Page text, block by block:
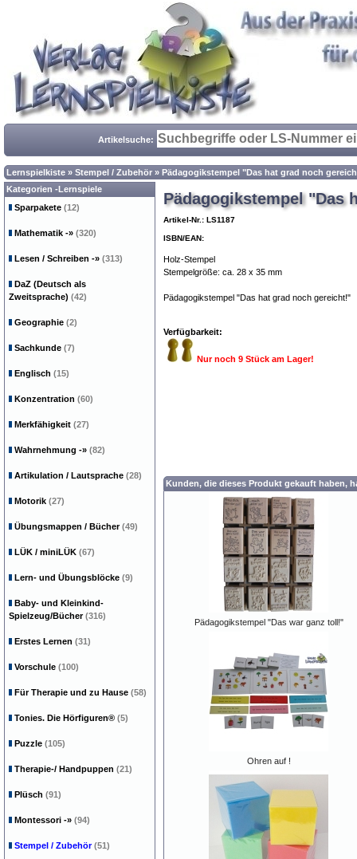
Artikelsuche:
Lernspielkiste » Stempel / Zubehör » Pädagogikstempel "Das hat grad noch
Pädagogikstempel "Das
Artikel-Nr.: LS1187
ISBN/EAN:
Holz-Stempel
Stempelgröße: ca. 28 x 35 mm
Pädagogikstempel "Das hat grad noch gereicht!"
Verfügbarkeit:
Nur noch 9 Stück am Lager!
Kunden, die dieses Produkt gekauft haben,
Pädagogikstempel "Das war ganz toll!"
Ohren auf !
Kategorien -Lernspiele
Sparpakete (12)
Mathematik -» (320)
Lesen / Schreiben -» (313)
DaZ (Deutsch als
Zweitsprache) (42)
Geographie (2)
Sachkunde (7)
Englisch (15)
Konzentration (60)
Merkfähigkeit (27)
Wahrnehmung -» (82)
Artikulation / Lautsprache (28)
Motorik (27)
Übungsmappen / Bücher(49)
LÜK / miniLÜK (67)
Lern- und Übungsblöcke (9)
Baby- und Kleinkind-
Spielzeug/Bücher(316)
Erstes Lernen (31)
Vorschule (100)
Für Therapie und zu Hause (58)
Tonies. Die Hörfiguren® (5)
Puzzle (105)
Therapie-/ Handpuppen (21)
Plüsch (91)
Montessori -» (94)
Stempel / Zubehör (51)